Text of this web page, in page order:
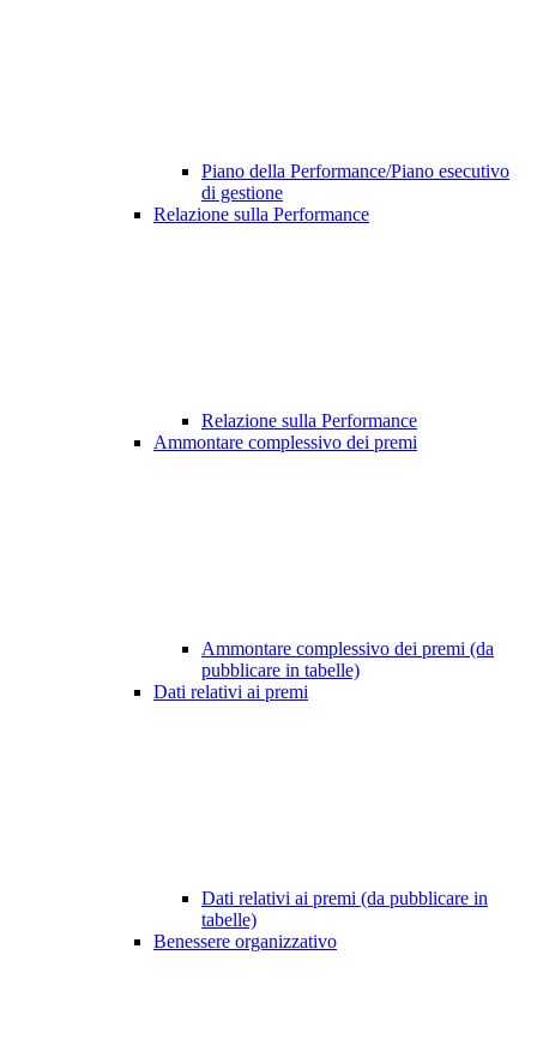
Piano della Performance/Piano esecutivo
di gestione
Relazione sulla Performance
Relazione sulla Performance
Ammontare complessivo dei premi
Ammontare complessivo dei premi (da
pubblicare in tabelle)
Dati relativi ai premi
Dati relativi ai premi (da pubblicare in
tabelle)
Benessere organizzativo